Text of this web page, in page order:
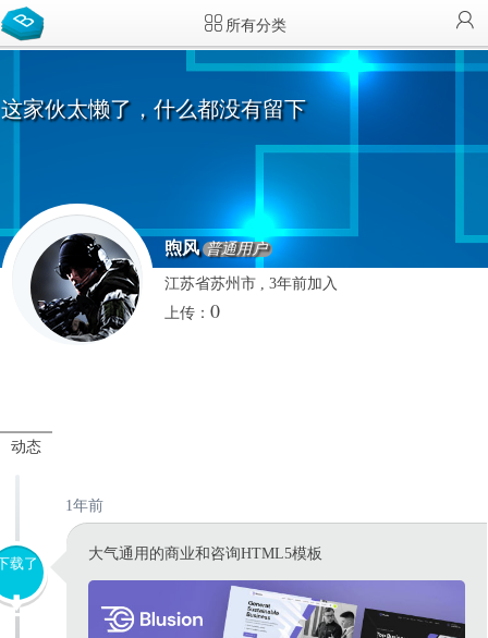
所有分类
这家伙太懒了，什么都没有留下
煦风 普通用户
江苏省苏州市 , 3年前加入
上传： 0
动态
1年前
载了
大气通用的商业和咨询HTML5模板